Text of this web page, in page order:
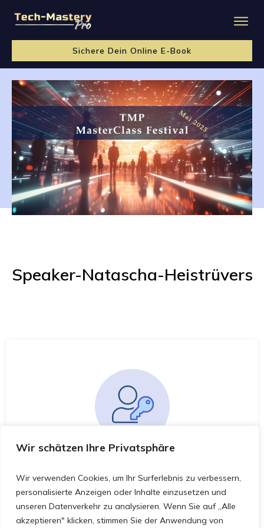
Wir schätzen Ihre Privatsphäre
Wir verwenden Cookies, um Ihr Surferlebnis zu verbessern,
personalisierte Anzeigen oder Inhalte einzusetzen und
unseren Datenverkehr zu analysieren. Wenn Sie auf „Alle
akzeptieren" klicken, stimmen Sie der Anwendung von
Sichere Dein Online E-Book
Speaker-Natascha-Heistrüvers
You must be logged in to access this
This course is only available for registered users.
Click here to login